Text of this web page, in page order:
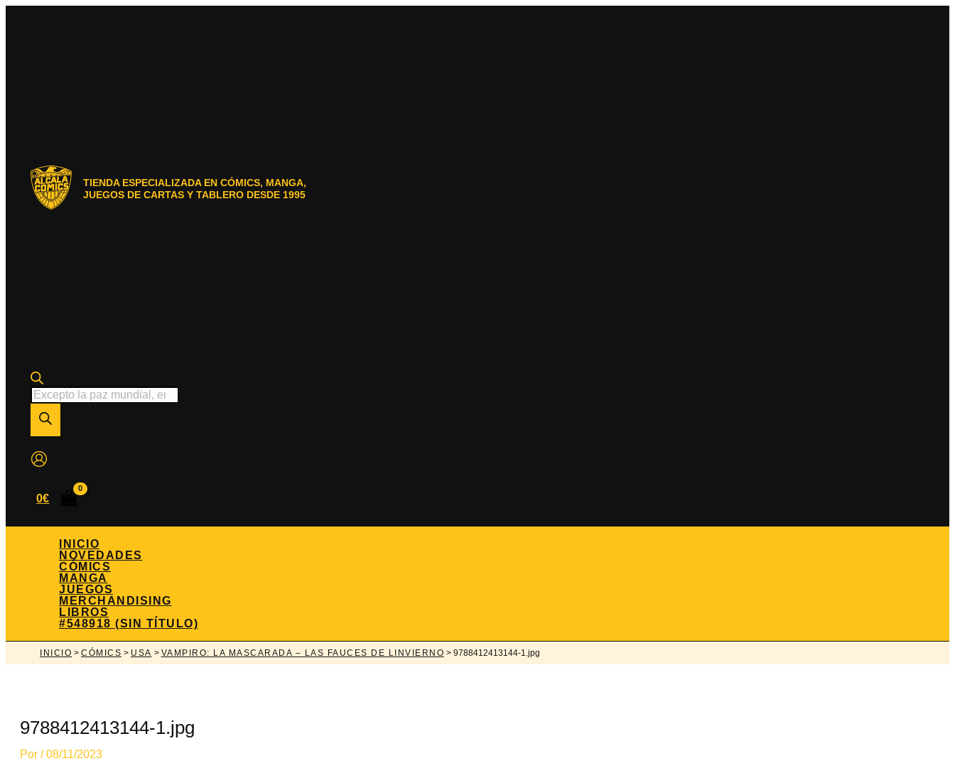
TIENDA ESPECIALIZADA EN CÓMICS, MANGA,
JUEGOS DE CARTAS Y TABLERO DESDE 1995
Búsqueda
de
productos
0€
INICIO
NOVEDADES
CÓMICS
MANGA
JUEGOS
MERCHANDISING
LIBROS
#548918 (SIN TÍTULO)
INICIO > CÓMICS > USA > VAMPIRO: LA MASCARADA – LAS FAUCES DE LINVIERNO > 9788412413144-1.jpg
9788412413144-1.jpg
Por /08/11/2023